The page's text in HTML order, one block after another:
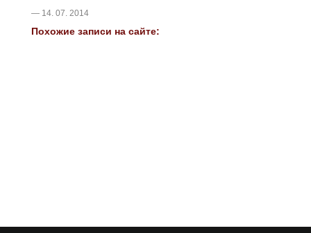
— 14. 07. 2014
Похожие записи на сайте: